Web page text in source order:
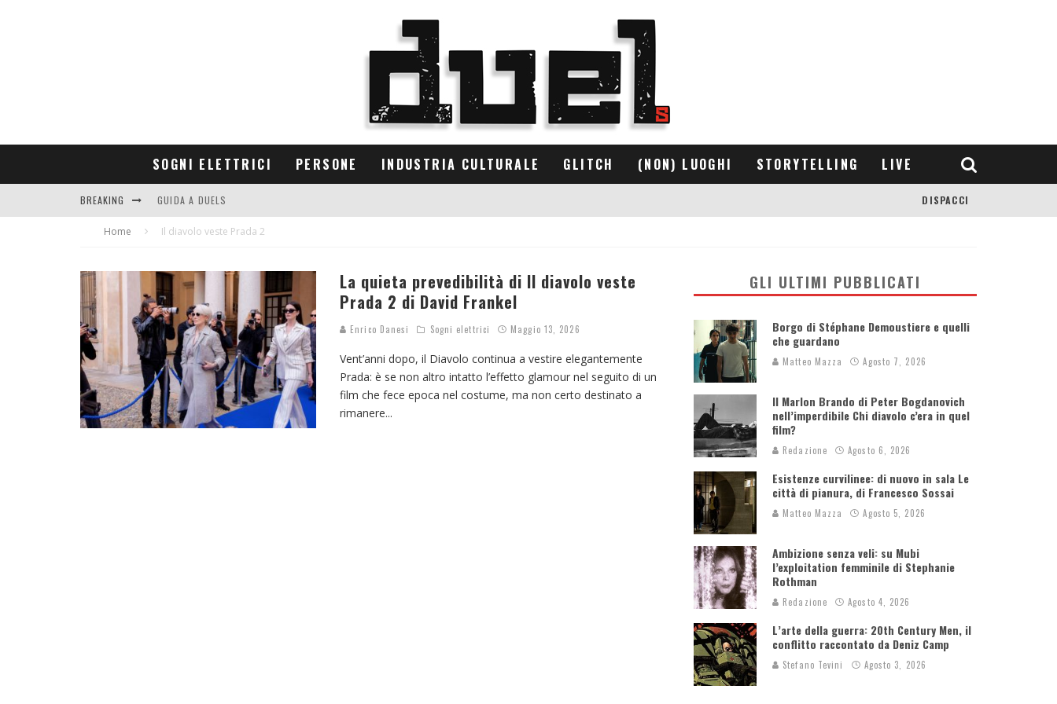
SOGNI ELETTRICI PERSONE INDUSTRIA CULTURALE GLITCH (NON) LUOGHI STORYTELLING LIVE
BREAKING GUIDA A DUELS
CONTRIBUTORS
DISPACCI
Home Il diavolo veste Prada 2
La quieta prevedibilità di Il diavolo veste
Prada 2 di David Frankel
Enrico Danesi Sogni elettrici Maggio 13, 2026
Vent’anni dopo, il Diavolo continua a vestire elegantemente
Prada: è se non altro intatto l’effetto glamour nel seguito di un
film che fece epoca nel costume, ma non certo destinato a
rimanere...
GLI ULTIMI PUBBLICATI
Borgo di Stéphane Demoustiere e quelli
che guardano
Matteo Mazza Agosto 7, 2026
Il Marlon Brando di Peter Bogdanovich
nell’imperdibile Chi diavolo c’era in quel
film?
Redazione Agosto 6, 2026
Esistenze curvilinee: di nuovo in sala Le
città di pianura, di Francesco Sossai
Matteo Mazza Agosto 5, 2026
Ambizione senza veli: su Mubi
l’exploitation femminile di Stephanie
Rothman
Redazione Agosto 4, 2026
L’arte della guerra: 20th Century Men, il
conflitto raccontato da Deniz Camp
Stefano Tevini Agosto 3, 2026